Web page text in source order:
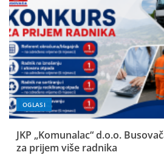
OGLASI
JKP „Komunalac“ d.o.o.
za prijem više radnika